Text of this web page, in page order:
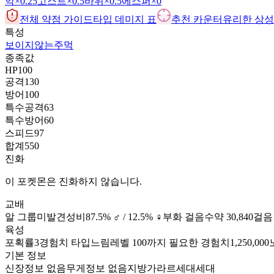
전체 약점 가이드타입 데미지 표 추천 카운터 유리한 상
특성
보이지않는주먹
종족값
HP100
공격130
방어 100
특수공격63
특수방어60
스피드97
합계 550
진화
이 포켓몬은 진화하지 않습니다.
교배
알 그룹미발견 성비 87.5% ♂ / 12.5% ♀ 부화 걸음수약 30,840걸음
육성
포획률3경험치 타입 느림레벨 100까지 필요한 경험치 1,250,000
기본 정보
신장정보 없음무게 정보 없음지방가라르세대세대